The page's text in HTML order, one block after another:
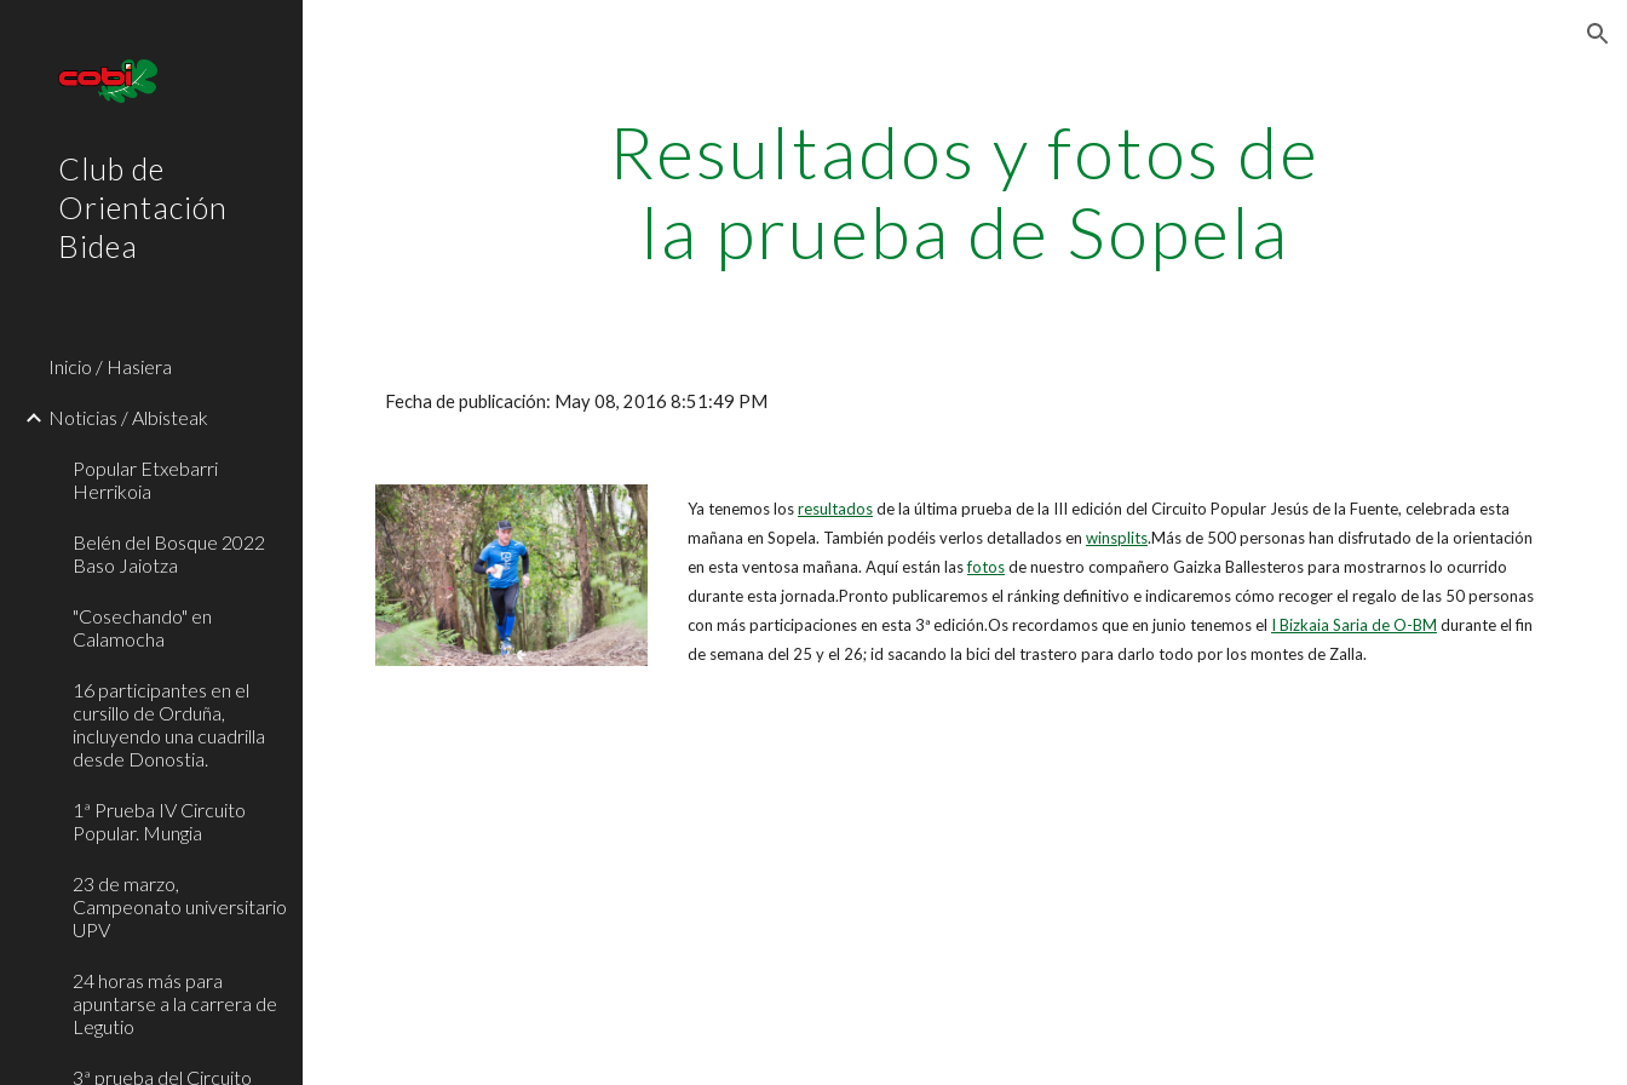
Club de
Orientación
Bidea
Inicio / Hasiera
Noticias / Albisteak
Popular Etxebarri
Herrikoia
Belén del Bosque 2022
Baso Jaiotza
"Cosechando" en
Calamocha
16 participantes en el
cursillo de Orduña,
incluyendo una cuadrilla
desde Donostia.
1ª Prueba IV Circuito
Popular. Mungia
23 de marzo,
Campeonato universitario
UPV
24 horas más para
apuntarse a la carrera de
Legutio
3ª prueba del Circuito
Resultados y fotos de
la prueba de Sopela
Fecha de publicación: May 08, 2016 8:51:49 PM
Ya tenemos losresultadosde la última prueba de la III edición del Circuito Popular Jesús de la Fuente, celebrada esta
mañana en Sopela. También podéis verlos detallados en winsplits.Más de 500 personas han disfrutado de la orientación
en esta ventosa mañana. Aquí están lasfotosde nuestro compañero Gaizka Ballesteros para mostrarnos lo ocurrido
durante esta jornada.Pronto publicaremos el ránking definitivo e indicaremos cómo recoger el regalo de las 50 personas
con más participaciones en esta 3ª edición.Os recordamos que en junio tenemos el I Bizkaia Saria de O-BM durante el fin
de semana del 25 y el 26; id sacando la bici del trastero para darlo todo por los montes de Zalla.